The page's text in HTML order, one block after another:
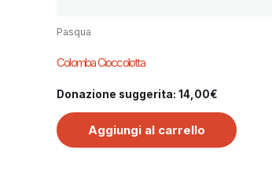
Pasqua
Colomba Cioccolotta
Donazione suggerita: 14,00€
Aggiungi al carrello